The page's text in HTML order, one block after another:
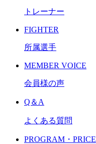
トレーナー
FIGHTER
所属選手
MEMBER VOICE
会員様の声
Q＆A
よくある質問
PROGRAM・PRICE